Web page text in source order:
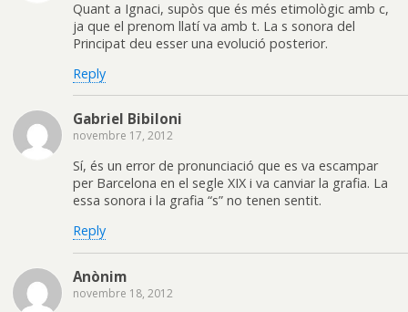
Quant a Ignaci, supòs que és més etimològic amb c,
ja que el prenom llatí va amb t. La s sonora del
Principat deu esser una evolució posterior.
Reply
Gabriel Bibiloni
novembre 17, 2012
Sí, és un error de pronunciació que es va escampar
per Barcelona en el segle XIX i va canviar la grafia. La
essa sonora i la grafia “s” no tenen sentit.
Reply
Anònim
novembre 18, 2012